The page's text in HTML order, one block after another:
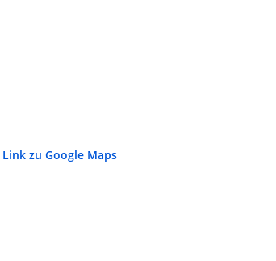
Link zu Google Maps